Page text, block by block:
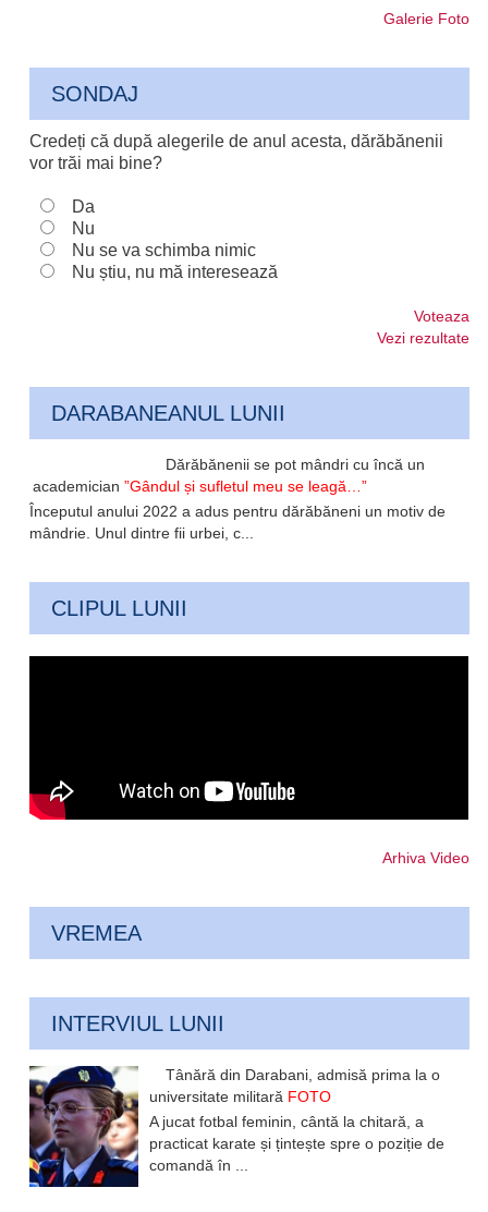
Galerie Foto
SONDAJ
Credeți că după alegerile de anul acesta, dărăbănenii
vor trăi mai bine?
Da
Nu
Nu se va schimba nimic
Nu știu, nu mă interesează
Voteaza
Vezi rezultate
DARABANEANUL LUNII
Dărăbănenii se pot mândri cu încă un
academician”Gândul și sufletul meu se leagă…”
Începutul anului 2022 a adus pentru dărăbăneni un motiv de
mândrie. Unul dintre fii urbei, c...
CLIPUL LUNII
Arhiva Video
VREMEA
INTERVIUL LUNII
Tânără din Darabani, admisă prima la o
universitate militară FOTO
A jucat fotbal feminin, cântă la chitară, a
practicat karate și țintește spre o poziție de
comandă în ...